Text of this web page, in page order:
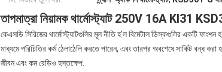
তাপমাত্রা নিয়ামক থার্মোস্ট্যাট 250V 16A KI31
কেএসডি সিরিজের থার্মোস্ট্যাটগুলির মূল নীতি হ'ল বিমেটাল ডিস্কগুলির একটি ফাংশন
মাধ্যমে পরিচিতির কর্ম ঠেলাঠেলি করতে পারেন, এবং তারপর অবশেষে সার্কিট বন্ধ
জীবন এবং কম রেডিও হস্তক্ষেপ.